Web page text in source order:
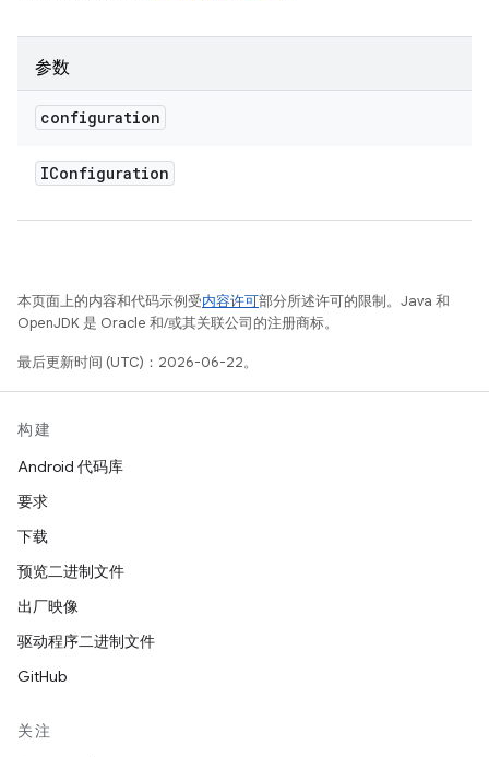
参数
configuration
IConfiguration
本页面上的内容和代码示例受内容许可部分所述许可的限制。Java 和
OpenJDK 是 Oracle 和/或其关联公司的注册商标。
最后更新时间 (UTC)：2026-06-22。
构建
Android 代码库
要求
下载
预览二进制文件
出厂映像
驱动程序二进制文件
GitHub
关注